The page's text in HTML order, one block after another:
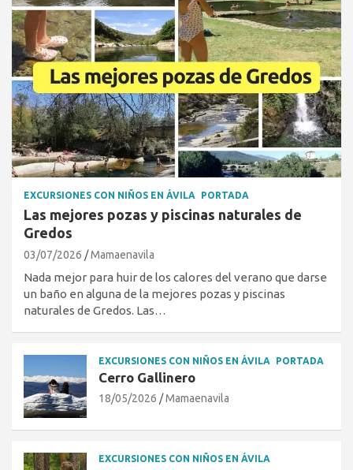
EXCURSIONES CON NIÑOS EN ÁVILA PORTADA
Las mejores pozas y piscinas naturales de
Gredos
03/07/2026 Mamaenavila
Nada mejor para huir de los calores del verano que darse
un baño en alguna de la mejores pozas y piscinas
naturales de Gredos. Las…
EXCURSIONES CON NIÑOS EN ÁVILA PORTADA
Cerro Gallinero
18/05/2026 Mamaenavila
EXCURSIONES CON NIÑOS EN ÁVILA